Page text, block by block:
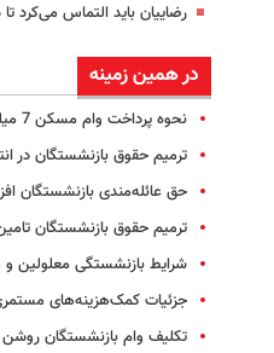
رضاییان باید التماس می‌کرد
در همین زمینه
نحوه پرداخت وام مسکن 7 میلیونی به بازنشستگان
ترمیم حقوق بازنشستگان در
حق عائله‌‌مندی بازنشستگان
ترمیم حقوق بازنشستگان
شرایط بازنشستگی معلولین
جزئیات کمک‌هزینه‌های
تکلیف وام بازنشستگان